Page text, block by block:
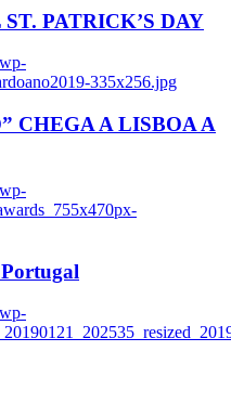
PATRICK’S DAY
335x256.jpg
CHEGA A LISBOA A